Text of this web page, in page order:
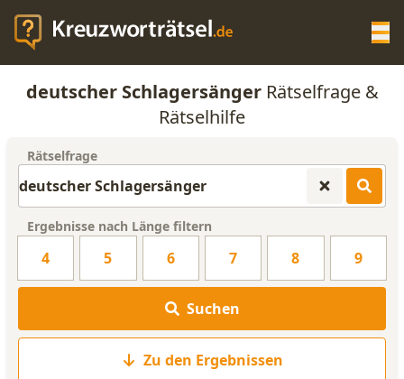
KREUZWORTRÄTSEL-HILFE
ANAGRAMM-GENERATOR
WORTLISTE
deutscher SchlagersängerRätselfrage &
Rätselhilfe
Rätselfrage
Ergebnisse nach Länge filtern
4 5 6 7 8 9
Suchen
Zu den Ergebnissen